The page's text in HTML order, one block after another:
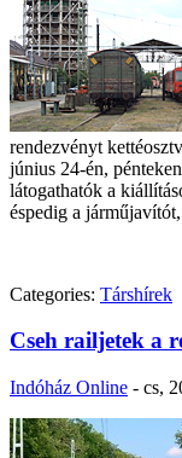
rendezvényt
június 24-én,
látogathatók a
éspedig a
Categories: Társhírek
Cseh railjetek a
Indóház Online - cs,